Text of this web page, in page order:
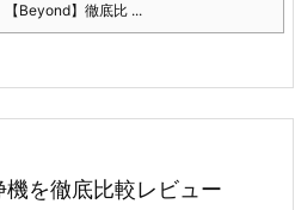
Beyond】徹底比 ...
機を徹底比較レビュー